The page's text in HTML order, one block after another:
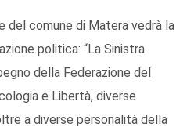
del comune di Matera vedrà la
politica: “La Sinistra
della Federazione del
e Libertà, diverse
a diverse personalità della